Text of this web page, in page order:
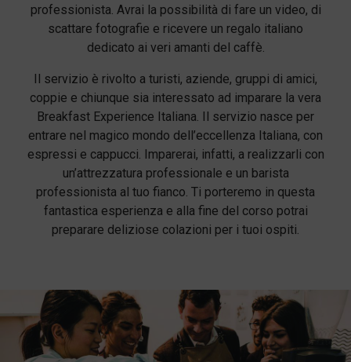
professionista. Avrai la possibilità di fare un video, di
scattare fotografie e ricevere un regalo italiano
dedicato ai veri amanti del caffè.
Il servizio è rivolto a turisti, aziende, gruppi di amici,
coppie e chiunque sia interessato ad imparare la vera
Breakfast Experience Italiana. Il servizio nasce per
entrare nel magico mondo dell’eccellenza Italiana, con
espressi e cappucci. Imparerai, infatti, a realizzarli con
un’attrezzatura professionale e un barista
professionista al tuo fianco. Ti porteremo in questa
fantastica esperienza e alla fine del corso potrai
preparare deliziose colazioni per i tuoi ospiti.